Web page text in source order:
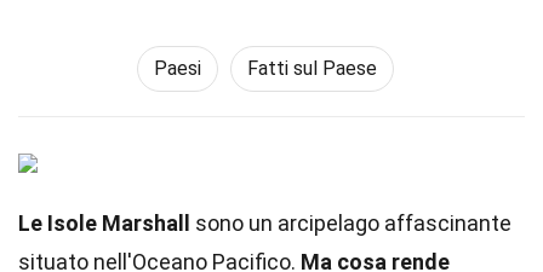
Paesi Fatti sul Paese
Le Isole Marshall
sono un arcipelago affascinante
situato nell'Oceano Pacifico. Ma cosa rende